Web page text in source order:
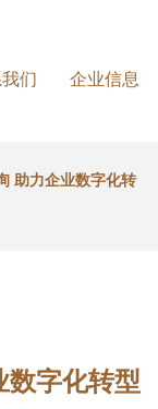
们 企业信息
助力企业数字化转
数字化转型